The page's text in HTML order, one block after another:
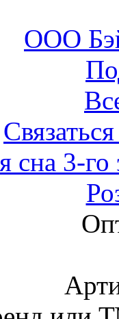
ООО
сна 3-